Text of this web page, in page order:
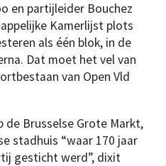
en partijleider Bouchez
Kamerlijst plots
als één blok, in de
Dat moet het vel van
van Open Vld
de Brusselse Grote Markt,
stadhuis “waar 170 jaar
gesticht werd”, dixit